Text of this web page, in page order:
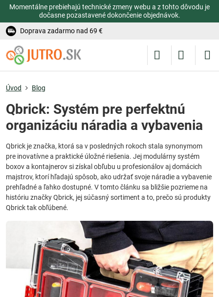
Momentálne prebiehajú technické zmeny webu a z tohto dôvodu je
dočasne pozastavené dokončenie objednávok.
Doprava zadarmo nad 69 €
Úvod Blog
Qbrick: Systém pre perfektnú
organizáciu náradia a vybavenia
Qbrick je značka, ktorá sa v posledných rokoch stala synonymom
pre inovatívne a praktické úložné riešenia. Jej modulárny systém
boxov a kontajnerov si získal obľubu u profesionálov aj domácich
majstrov, ktorí hľadajú spôsob, ako udržať svoje náradie a vybavenie
prehľadné a ľahko dostupné. V tomto článku sa bližšie pozrieme na
históriu značky Qbrick, jej súčasný sortiment a to, prečo sú produkty
Qbrick tak obľúbené.